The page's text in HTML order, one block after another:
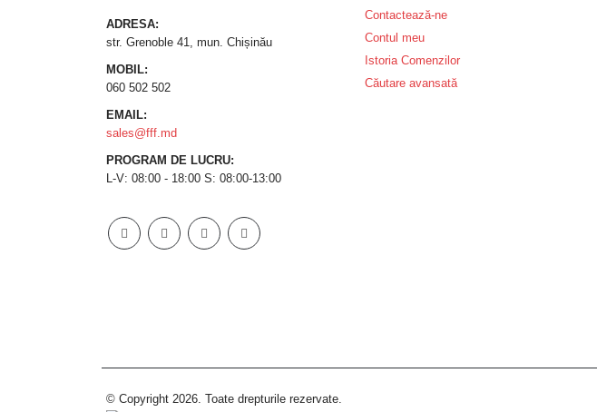
ADRESA:
str. Grenoble 41, mun. Chișinău
MOBIL:
060 502 502
EMAIL:
sales@fff.md
PROGRAM DE LUCRU:
L-V: 08:00 - 18:00 S: 08:00-13:00
Contactează-ne
Contul meu
Istoria Comenzilor
Căutare avansată
© Copyright 2026. Toate drepturile rezervate.